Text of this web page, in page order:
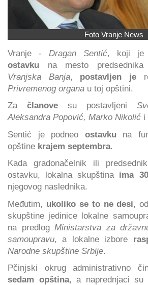
Foto Vranje News
Vranje - Dragan Sentić, koji je
ostavku na mesto predsednika
Vranjska Banja, postavljen je
Privremenog organa u toj opštini.
Za članove su postavljeni
Aleksandra Popović, Marko Nikolić i
Sentić je podneo ostavkuna
opštine krajem septembra.
Kada gradonačelnik ili
ostavku, lokalna skupština ima
njegovog naslednika.
Međutim, ukoliko se to ne desi,
skupštine jedinice lokalne
na predlogMinistarstva za
samoupravu, a lokalne izbore
Narodne skupštine Srbije.
Pčinjski okrug administrativno
sedam opština, a naprednjaci su